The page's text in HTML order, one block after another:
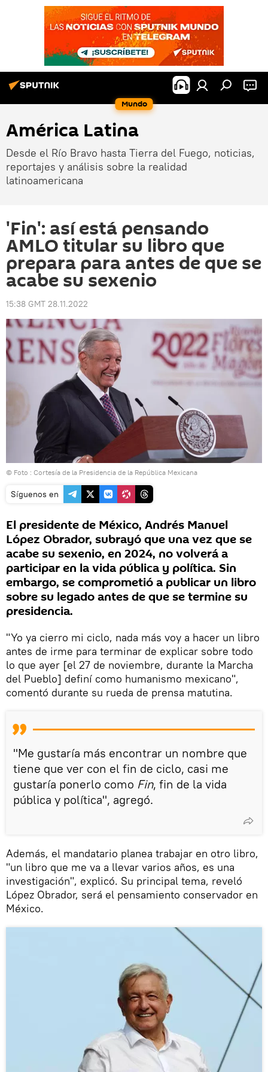
Mundo
América Latina
Desde el Río Bravo hasta Tierra del Fuego, noticias,
reportajes y análisis sobre la realidad
latinoamericana
'Fin': así está pensando
AMLO titular su libro que
prepara para antes de que se
acabe su sexenio
15:38 GMT 28.11.2022
© Foto : Cortesía de la Presidencia de la República Mexicana
Síguenos en
El presidente de México, Andrés Manuel
López Obrador, subrayó que una vez que se
acabe su sexenio, en 2024, no volverá a
participar en la vida pública y política. Sin
embargo, se comprometió a publicar un libro
sobre su legado antes de que se termine su
presidencia.
"Yo ya cierro mi ciclo, nada más voy a hacer un libro
antes de irme para terminar de explicar sobre todo
lo que ayer [el 27 de noviembre, durante la Marcha
del Pueblo] definí como humanismo mexicano",
comentó durante su rueda de prensa matutina.
"Me gustaría más encontrar un nombre que
tiene que ver con el fin de ciclo, casi me
gustaría ponerlo como Fin, fin de la vida
pública y política", agregó.
Además, el mandatario planea trabajar en otro libro,
"un libro que me va a llevar varios años, es una
investigación", explicó. Su principal tema, reveló
López Obrador, será el pensamiento conservador en
México.